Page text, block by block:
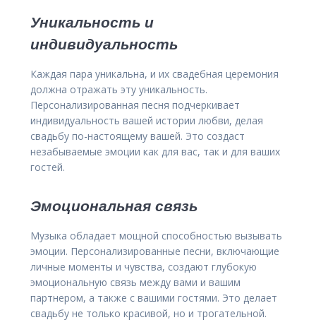
Уникальность и
индивидуальность
Каждая пара уникальна, и их свадебная церемония
должна отражать эту уникальность.
Персонализированная песня подчеркивает
индивидуальность вашей истории любви, делая
свадьбу по-настоящему вашей. Это создаст
незабываемые эмоции как для вас, так и для ваших
гостей.
Эмоциональная связь
Музыка обладает мощной способностью вызывать
эмоции. Персонализированные песни, включающие
личные моменты и чувства, создают глубокую
эмоциональную связь между вами и вашим
партнером, а также с вашими гостями. Это делает
свадьбу не только красивой, но и трогательной.